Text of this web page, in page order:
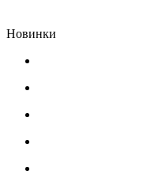
Новинки